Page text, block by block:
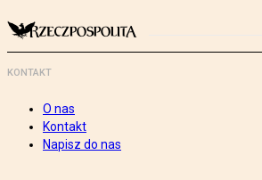
KONTAKT
O nas
Kontakt
Napisz do nas